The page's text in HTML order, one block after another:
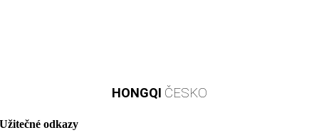
HONGQI ČESKO
Užitečné odkazy